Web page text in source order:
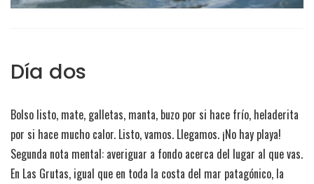
Día dos
Bolso listo, mate, galletas, manta, buzo por si hace frío, heladerita
por si hace mucho calor. Listo, vamos. Llegamos. ¡No hay playa!
Segunda nota mental: averiguar a fondo acerca del lugar al que vas.
En Las Grutas, igual que en toda la costa del mar patagónico, la